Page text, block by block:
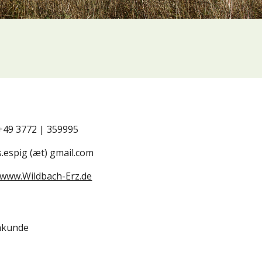
3772 | 359995
(æt) gmail.com
www.Wildbach-Erz.de